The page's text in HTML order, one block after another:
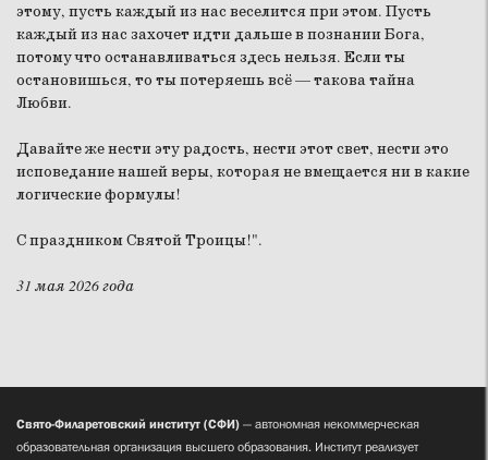
этому, пусть каждый из нас веселится при этом. Пусть
каждый из нас захочет идти дальше в познании Бога,
потому что останавливаться здесь нельзя. Если ты
остановишься, то ты потеряешь всё — такова тайна
Любви.
Давайте же нести эту радость, нести этот свет, нести это
исповедание нашей веры, которая не вмещается ни в какие
логические формулы!
С праздником Святой Троицы!".
31 мая 2026 года
Свято-Филаретовский институт (СФИ) — автономная некоммерческая
образовательная организация высшего образования. Институт реализует